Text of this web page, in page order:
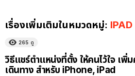
เรื่องเพิ่มเติมในหมวดหมู่: IPAD
265 ดู
วิธีแชร์ตำแหน่งที่ตั้ง ให้คนไว้ใจ เพิ่
เดินทาง สำหรับ iPhone, iPad